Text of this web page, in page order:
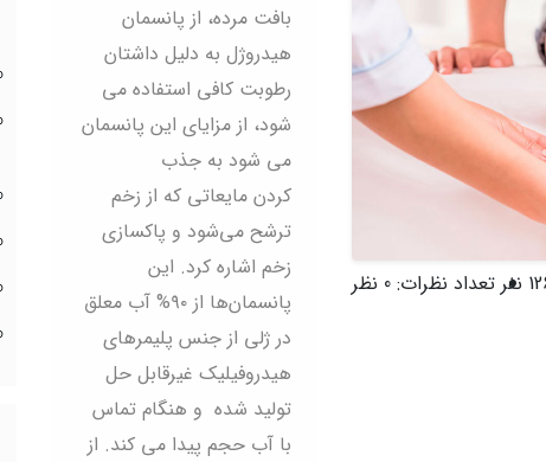
تعداد نظرات: 0 نظر
بافت مرده، از پانسمان
هیدروژل به دلیل داشتان
رطوبت کافی استفاده می
شود، از مزایای این پانسمان
می شود به جذب
کردن مایعاتی که از زخم
ترشح می‌شود و پاکسازی
زخم اشاره کرد. این
پانسمان‌ها از ۹۰% آب معلق
در ژلی از جنس پلیمرهای
هیدروفیلیک غیرقابل حل
تولید شده و هنگام تماس
با آب حجم پیدا می کند. از